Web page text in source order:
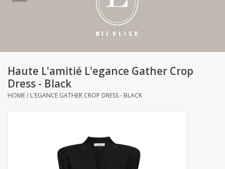
SALE
Merken
Haute L'amitié L'egance Gather Crop
Dress - Black
HOME/ L'EGANCE GATHER CROP DRESS - BLACK